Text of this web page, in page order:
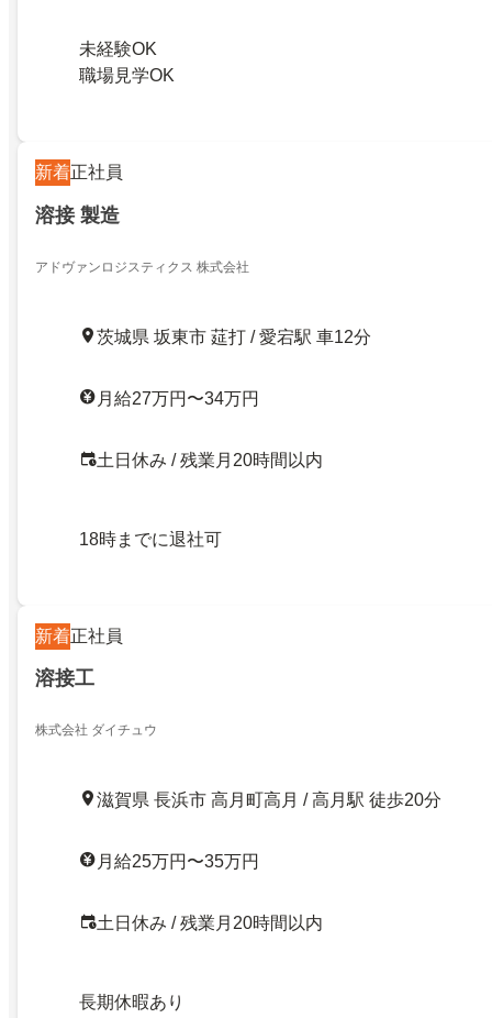
未経験OK
職場見学OK
新着正社員
溶接 製造
アドヴァンロジスティクス 株式会社
茨城県 坂東市 莚打 / 愛宕駅 車12分
月給27万円〜34万円
土日休み / 残業月20時間以内
18時までに退社可
新着正社員
溶接工
株式会社 ダイチュウ
滋賀県 長浜市 高月町高月 / 高月駅 徒歩20分
月給25万円〜35万円
土日休み / 残業月20時間以内
長期休暇あり